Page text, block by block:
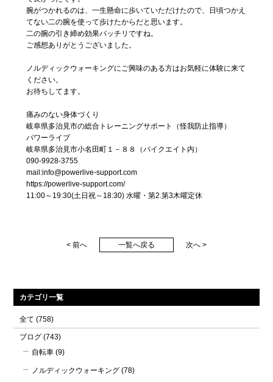
腕がつかれるのは、一生懸命に歩いていただけたので、日頃つかえ
てない二の腕を使って歩けたからだと思います。
二の腕の引き締め効果バッチリですね。
ご感想ありがとうございました。
ノルディックウォーキングにご興味のある方はお気軽に体験に来て
ください。
お待ちしてます。
痛みのない身体づくり
岐阜県多治見市の総合トレーニングサポート（怪我防止指導）
パワーライブ
岐阜県多治見市小名田町１－８８（バイクエイト内）
090-9928-3755
mail:info@powerlive-support.com
https://powerlive-support.com/
11:00～19:30(土日祝～18:30) 水曜・第2.第3木曜定休
< 前へ 一覧へ戻る 次へ >
カテゴリ一覧
全て (758)
ブログ (743)
自転車 (9)
ノルディックウォーキング (78)